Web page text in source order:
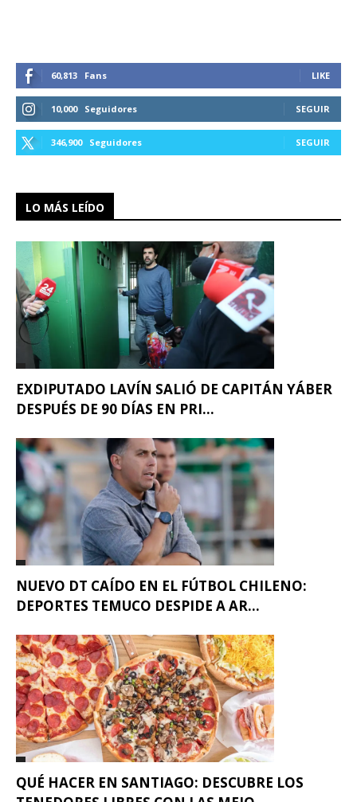
60,813 Fans LIKE
10,000 Seguidores SEGUIR
346,900 Seguidores SEGUIR
LO MÁS LEÍDO
EXDIPUTADO LAVÍN SALIÓ DE CAPITÁN YÁBER
DESPUÉS DE 90 DÍAS EN PRI...
NUEVO DT CAÍDO EN EL FÚTBOL CHILENO:
DEPORTES TEMUCO DESPIDE A AR...
QUÉ HACER EN SANTIAGO: DESCUBRE LOS